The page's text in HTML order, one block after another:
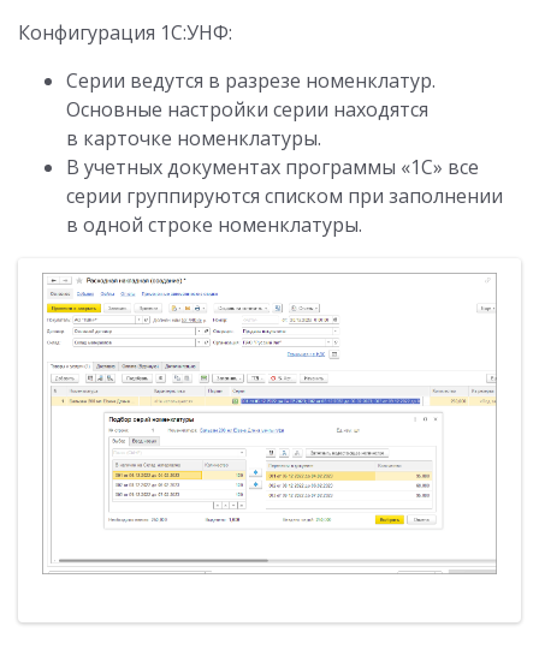
Конфигурация 1С:УНФ:
Серии ведутся в разрезе номенклатур.
Основные настройки серии находятся
в карточке номенклатуры.
В учетных документах программы «1С» все
серии группируются списком при заполнении
в одной строке номенклатуры.